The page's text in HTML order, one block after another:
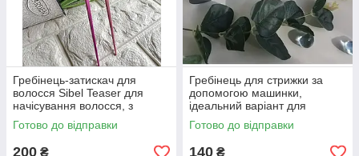
Гребінець-затискач для
волосся Sibel Teaser для
начісування волосся, з
хвостиком. довжина 26.5
Готово до відправки
200 ₴
Гребінець для стрижки за
допомогою машинки,
ідеальний варіант для
Барбершопів
Готово до відправки
140 ₴